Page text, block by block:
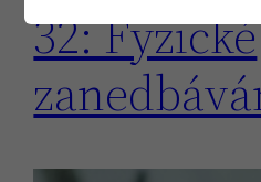
32: Fyzické